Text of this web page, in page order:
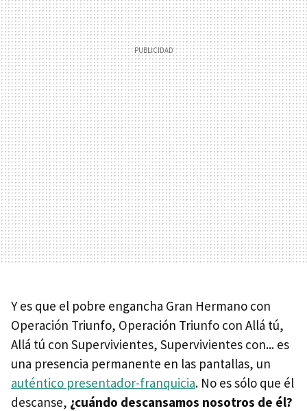
Y es que el pobre engancha Gran Hermano con
Operación Triunfo, Operación Triunfo con Allá tú,
Allá tú con Supervivientes, Supervivientes con... es
una presencia permanente en las pantallas, un
auténtico presentador-franquicia. No es sólo que él
descanse, ¿cuándo descansamos nosotros de él?